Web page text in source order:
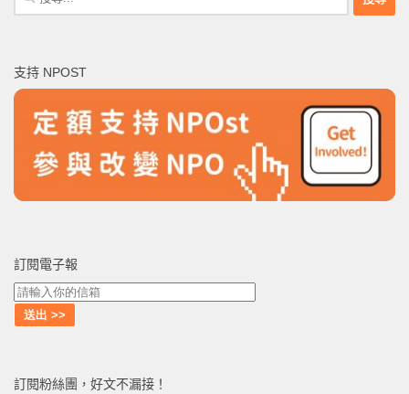
尋
字:
支持 NPOST
訂閱電子報
訂閱粉絲團，好文不漏接！